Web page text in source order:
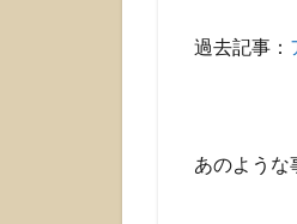
過去記事：
あのような